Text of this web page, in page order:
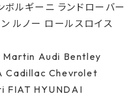
ボルギーニ ランドローバー
ルノー ロールスロイス
Martin Audi Bentley
Cadillac Chevrolet
FIAT HYUNDAI